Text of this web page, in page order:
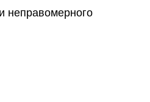
неправомерного